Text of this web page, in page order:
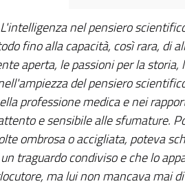
nel pensiero
fino alla capacità, così rara, di
aperta, le passioni per la
del pensiero
professione medica e nei
e sensibile alle sfumature.
ombrosa o accigliata, poteva
traguardo condiviso e che lo
ma lui non mancava mai